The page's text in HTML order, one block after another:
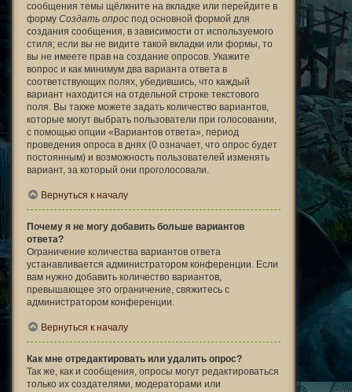
сообщения темы щёлкните на вкладке или перейдите в
форму Создать опрос под основной формой для
создания сообщения, в зависимости от используемого
стиля; если вы не видите такой вкладки или формы, то
вы не имеете прав на создание опросов. Укажите
вопрос и как минимум два варианта ответа в
соответствующих полях, убедившись, что каждый
вариант находится на отдельной строке текстового
поля. Вы также можете задать количество вариантов,
которые могут выбрать пользователи при голосовании,
с помощью опции «Вариантов ответа», период
проведения опроса в днях (0 означает, что опрос будет
постоянным) и возможность пользователей изменять
вариант, за который они проголосовали.
Вернуться к началу
Почему я не могу добавить больше вариантов
ответа?
Ограничение количества вариантов ответа
устанавливается администратором конференции. Если
вам нужно добавить количество вариантов,
превышающее это ограничение, свяжитесь с
администратором конференции.
Вернуться к началу
Как мне отредактировать или удалить опрос?
Так же, как и сообщения, опросы могут редактироваться
только их создателями, модераторами или